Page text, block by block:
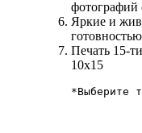
фотографий
Яркие и
Печать 15-
10х15
*Выберите